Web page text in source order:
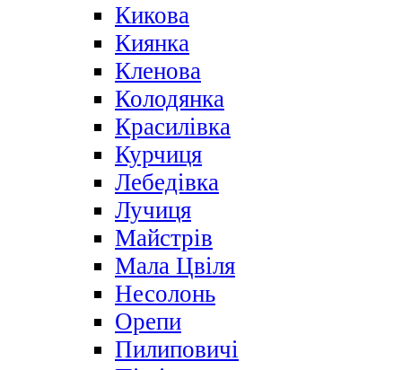
Кикова
Киянка
Кленова
Колодянка
Красилівка
Курчиця
Лебедівка
Лучиця
Майстрів
Мала Цвіля
Несолонь
Орепи
Пилиповичі